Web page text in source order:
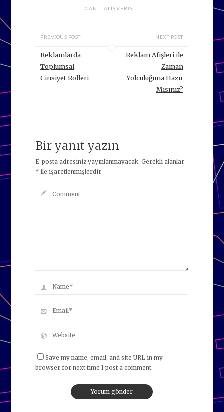
CANLI ALIŞVERIŞ
PREVIOUS POST
Reklamlarda
Toplumsal
Cinsiyet Rolleri
NEXT POST
Reklam Afişleri ile
Zaman
Yolculuğuna Hazır
Mısınız?
Bir yanıt yazın
E-posta adresiniz yayınlanmayacak. Gerekli alanlar
*ile işaretlenmişlerdir
Save my name, email, and site URL in my
browser for next time I post a comment.